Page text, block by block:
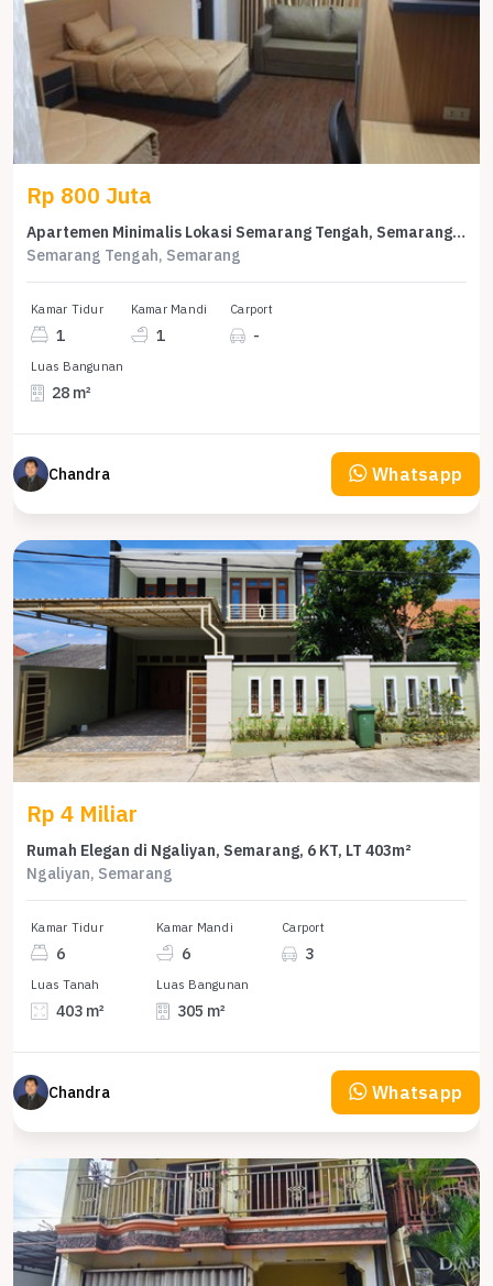
Rp 800 Juta
Apartemen Minimalis Lokasi Semarang Tengah, Semarang, Harga 800 Juta
Semarang Tengah, Semarang
Kamar Tidur
1
Kamar Mandi
1
Carport
-
Luas Bangunan
28 m²
Chandra Whatsapp
Rp 4 Miliar
Rumah Elegan di Ngaliyan, Semarang, 6 KT, LT 403m²
Ngaliyan, Semarang
Kamar Tidur
6
Kamar Mandi
6
Carport
3
Luas Tanah
403 m²
Luas Bangunan
305 m²
Chandra Whatsapp